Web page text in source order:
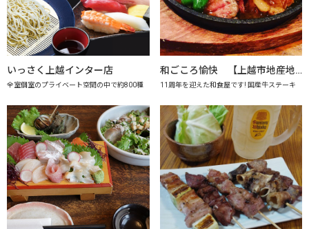
いっさく上越インター店
全室個室のプライベート空間の中で約800種
和ごころ愉快 【上越市地産地消の店認定店】
11周年を迎えた和食屋です! 国産牛ステーキ